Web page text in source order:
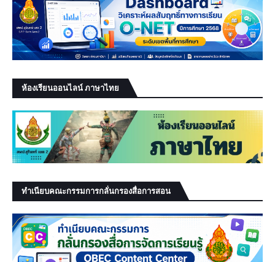
ห้องเรียนออนไลน์ ภาษาไทย
ทำเนียบคณะกรรมการกลั่นกรองสื่อการสอน